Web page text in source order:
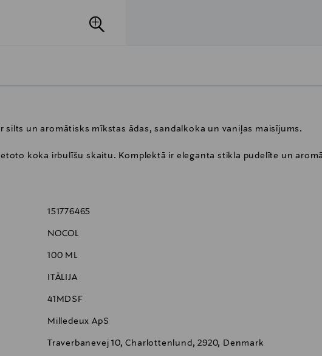
un aromātisks mīkstas ādas, sandalkoka un vaniļas maisījums.
koka irbulīšu skaitu. Komplektā ir eleganta stikla pudelīte un
151776465
NOCOL
100 ML
ITĀLIJA
41MDSF
Milledeux ApS
Traverbanevej 10, Charlottenlund, 2920, Denmark